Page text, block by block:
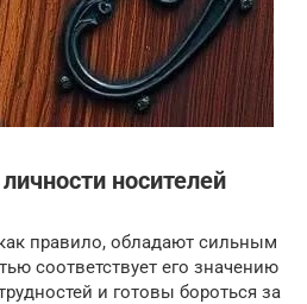
носителей
правило, обладают сильным
соответствует его значению
и готовы бороться за